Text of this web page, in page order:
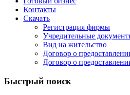
Контакты
Скачать
Регистрация фирмы
Учредительные
Вид на жительство
Договор о
Договор о
Быстрый поиск